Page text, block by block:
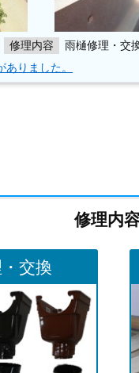
修理内容
雨樋修理・交
りました。
修理内
交換